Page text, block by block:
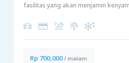
fasilitas yang akan menjamin
Rp 700,000/ malam